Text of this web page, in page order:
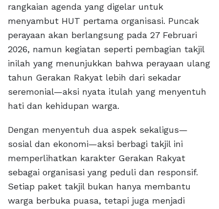
rangkaian agenda yang digelar untuk
menyambut HUT pertama organisasi. Puncak
perayaan akan berlangsung pada 27 Februari
2026, namun kegiatan seperti pembagian takjil
inilah yang menunjukkan bahwa perayaan ulang
tahun Gerakan Rakyat lebih dari sekadar
seremonial—aksi nyata itulah yang menyentuh
hati dan kehidupan warga.
Dengan menyentuh dua aspek sekaligus—
sosial dan ekonomi—aksi berbagi takjil ini
memperlihatkan karakter Gerakan Rakyat
sebagai organisasi yang peduli dan responsif.
Setiap paket takjil bukan hanya membantu
warga berbuka puasa, tetapi juga menjadi